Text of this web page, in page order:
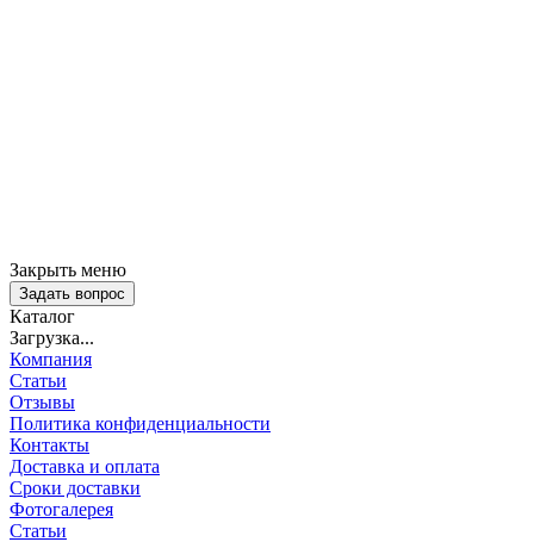
Закрыть меню
Задать вопрос
Каталог
Загрузка...
Компания
Статьи
Отзывы
Политика конфиденциальности
Контакты
Доставка и оплата
Сроки доставки
Фотогалерея
Статьи